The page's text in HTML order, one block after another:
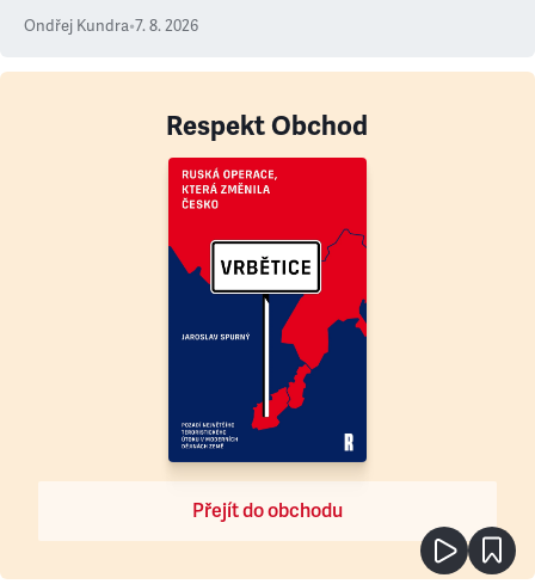
Ondřej Kundra•7. 8. 2026
Respekt Obchod
Přejít do obchodu